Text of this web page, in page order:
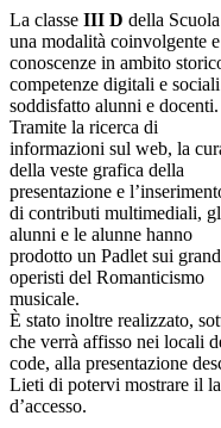
La classe III D della
una modalità coinvolgente
conoscenze in ambito
competenze digitali e
soddisfatto alunni e docenti.
Tramite la ricerca di
informazioni sul web, la
della veste grafica della
presentazione e
di contributi multimediali,
alunni e le alunne hanno
prodotto un Padlet sui
operisti del Romanticismo
musicale.
È stato inoltre realizzato,
che verrà affisso nei locali
code, alla presentazione
Lieti di potervi mostrare il
d’accesso.